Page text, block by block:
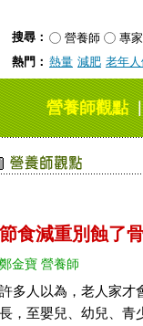
搜尋： 營養師
專家
熱門： 熱量 減肥 老年
營養師觀點
節食減重別蝕了
鄭金寶 營養師
許多人以為，老人家才
長，至嬰兒、幼兒、青